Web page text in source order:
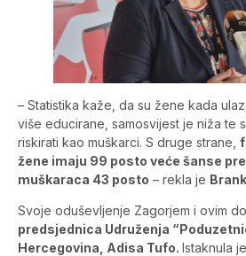
– Statistika kaže, da su žene kada
više educirane, samosvijest je niža te
riskirati kao muškarci. S druge strane,
žene imaju 99 posto veće šanse
muškaraca 43 posto – rekla je
Svoje oduševljenje Zagorjem i ovim
predsjednica Udruženja
Hercegovina, Adisa Tufo. Istaknula